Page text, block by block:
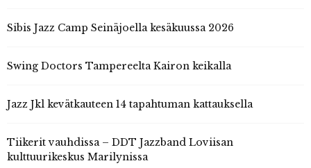
Sibis Jazz Camp Seinäjoella kesäkuussa 2026
Swing Doctors Tampereelta Kairon keikalla
Jazz Jkl kevätkauteen 14 tapahtuman kattauksella
Tiikerit vauhdissa – DDT Jazzband Loviisan
kulttuurikeskus Marilynissa